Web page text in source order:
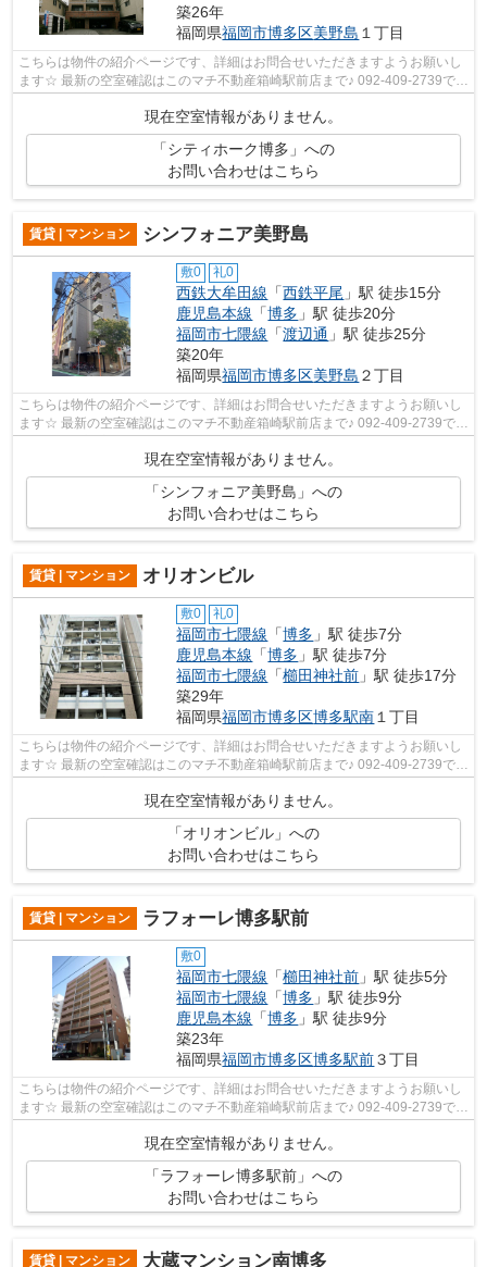
築26年
福岡県福岡市博多区美野島 １丁目
こちらは物件の紹介ページです、詳細はお問合せいただきますようお願いし
ます☆ 最新の空室確認はこのマチ不動産箱崎駅前店まで♪ 092-409-2739で
現在空室情報がありません。
「シティホーク博多」への
お問い合わせはこちら
賃貸 | マンション シンフォニア美野島
敷0 礼0
西鉄大牟田線 「西鉄平尾 」駅 徒歩15分
鹿児島本線 「博多 」駅 徒歩20分
福岡市七隈線 「渡辺通 」駅 徒歩25分
築20年
福岡県福岡市博多区美野島 ２丁目
こちらは物件の紹介ページです、詳細はお問合せいただきますようお願いし
ます☆ 最新の空室確認はこのマチ不動産箱崎駅前店まで♪ 092-409-2739で
す！迅速に対応致します！！！！！♪
現在空室情報がありません。
「シンフォニア美野島」への
お問い合わせはこちら
賃貸 | マンション オリオンビル
敷0 礼0
福岡市七隈線 「博多 」駅 徒歩7分
鹿児島本線 「博多 」駅 徒歩7分
福岡市七隈線 「櫛田神社前 」駅 徒歩17分
築29年
福岡県福岡市博多区博多駅南１丁目
こちらは物件の紹介ページです、詳細はお問合せいただきますようお願いし
ます☆ 最新の空室確認はこのマチ不動産箱崎駅前店まで♪ 092-409-2739で
現在空室情報がありません。
「オリオンビル」への
お問い合わせはこちら
賃貸 | マンション ラフォーレ博多駅前
敷0
福岡市七隈線 「櫛田神社前 」駅 徒歩5分
福岡市七隈線 「博多 」駅 徒歩9分
鹿児島本線 「博多 」駅 徒歩9分
築23年
福岡県福岡市博多区博多駅前３丁目
こちらは物件の紹介ページです、詳細はお問合せいただきますようお願いし
ます☆ 最新の空室確認はこのマチ不動産箱崎駅前店まで♪ 092-409-2739で
す！迅速に対応致します！！！！！♪
現在空室情報がありません。
「ラフォーレ博多駅前」への
お問い合わせはこちら
賃貸 | マンション 大蔵マンション南博多